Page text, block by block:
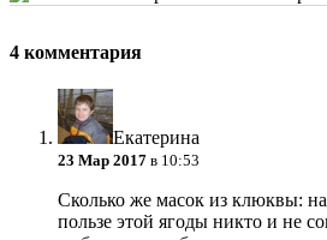
4 комментария
Екатерина
23 Мар 2017 в 10:53
Сколько же масок из клюквы:
пользе этой ягоды никто и не